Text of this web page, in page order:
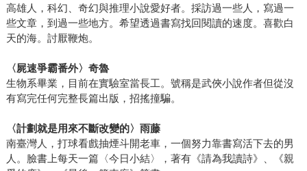
高雄人，科幻、奇幻與推理小說愛好者。採訪過一些人，寫過一
些文章，到過一些地方。希望透過書寫找回閱讀的速度。喜歡白
天的海。討厭鞭炮。
〈屍速爭霸番外〉奇魯
生物系畢業，目前在實驗室當長工。號稱是武俠小說作者但從沒
有寫完任何完整長篇出版，招搖撞騙。
〈計劃就是用來不斷改變的〉雨藤
南臺灣人，打球看戲抽煙斗開老車，一個努力靠書寫活下去的男
人。臉書上每天一篇〈今日小結〉，著有《請為我讀詩》、《親